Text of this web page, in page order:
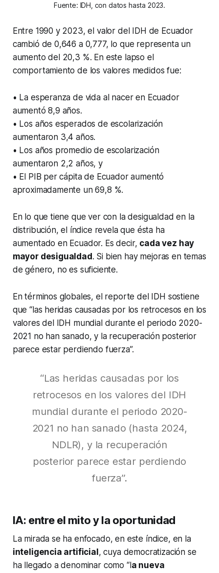
Fuente: IDH, con datos hasta 2023.
Entre 1990 y 2023, el valor del IDH de Ecuador
cambió de 0,646 a 0,777, lo que representa un
aumento del 20,3 %. En este lapso el
comportamiento de los valores medidos fue:
• La esperanza de vida al nacer en Ecuador
aumentó 8,9 años.
• Los años esperados de escolarización
aumentaron 3,4 años.
• Los años promedio de escolarización
aumentaron 2,2 años, y
• El PIB per cápita de Ecuador aumentó
aproximadamente un 69,8 %.
En lo que tiene que ver con la desigualdad en la
distribución, el índice revela que ésta ha
aumentado en Ecuador. Es decir, cada vez hay
mayor desigualdad . Si bien hay mejoras en temas
de género, no es suficiente.
En términos globales, el reporte del IDH sostiene
que “las heridas causadas por los retrocesos en los
valores del IDH mundial durante el periodo 2020-
2021 no han sanado, y la recuperación posterior
parece estar perdiendo fuerza”.
“Las heridas causadas por los
retrocesos en los valores del IDH
mundial durante el periodo 2020-
2021 no han sanado (hasta 2024,
NDLR), y la recuperación
posterior parece estar perdiendo
fuerza”.
IA: entre el mito y la oportunidad
La mirada se ha enfocado, en este índice, en la
inteligencia artificial , cuya democratización se
ha llegado a denominar como “l a nueva